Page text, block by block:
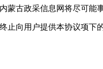
蒙古政采信息网将尽可能
止向用户提供本协议项下